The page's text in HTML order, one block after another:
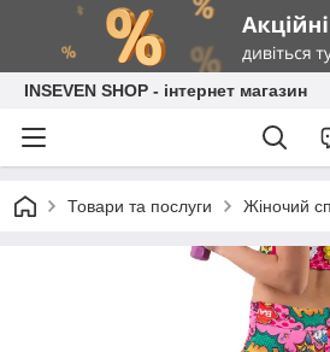
INSEVEN SHOP - інтернет магазин
Товари та послуги Жіночий